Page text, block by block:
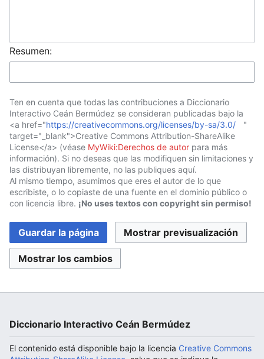
Resumen:
Ten en cuenta que todas las contribuciones a Diccionario
Interactivo Ceán Bermúdez se consideran publicadas bajo la
<a href="https://creativecommons.org/licenses/by-sa/3.0/
"
target="_blank">Creative Commons Attribution-ShareAlike
License</a> (véase MyWiki:Derechos de autor para más
información). Si no deseas que las modifiquen sin limitaciones y
las distribuyan libremente, no las publiques aquí.
Al mismo tiempo, asumimos que eres el autor de lo que
escribiste, o lo copiaste de una fuente en el dominio público o
con licencia libre. ¡No uses textos con copyright sin permiso!
Diccionario Interactivo Ceán Bermúdez
El contenido está disponible bajo la licencia Creative Commons